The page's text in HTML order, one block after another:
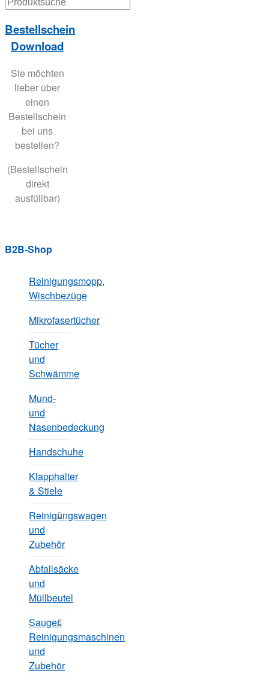
Bestellschein
Download
Sie möchten
lieber über
einen
Bestellschein
bei uns
bestellen?
(Bestellschein
direkt
ausfüllbar)
B2B-Shop
Reinigungsmopp,
Wischbezüge
Mikrofasertücher
Tücher
und
Schwämme
Mund-
und
Nasenbedeckung
Handschuhe
Klapphalter
& Stiele
Reinigungswagen
und
Zubehör
Abfallsäcke
und
Müllbeutel
Sauger,
Reinigungsmaschinen
und
Zubehör